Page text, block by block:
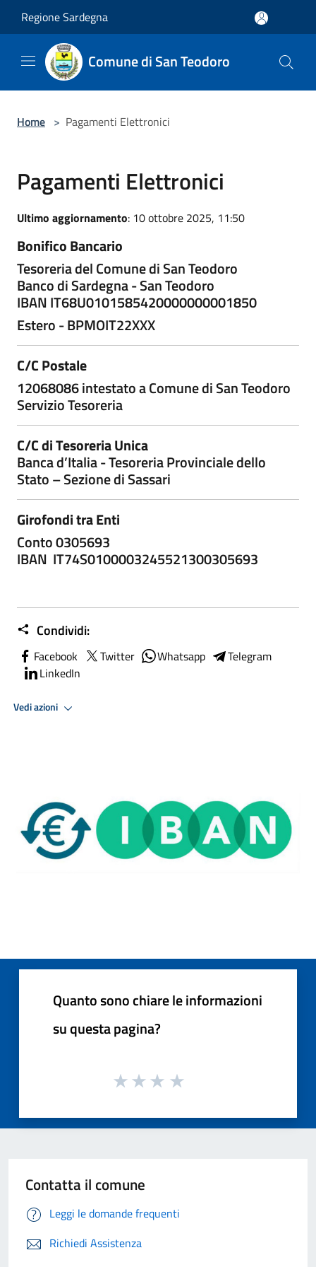
Regione Sardegna
Comune di San Teodoro
Home > Pagamenti Elettronici
Pagamenti Elettronici
Ultimo aggiornamento: 10 ottobre 2025, 11:50
Bonifico Bancario
Tesoreria del Comune di San Teodoro
Banco di Sardegna - San Teodoro
IBAN IT68U0101585420000000001850
Estero - BPMOIT22XXX
C/C Postale
12068086 intestato a Comune di San Teodoro
Servizio Tesoreria
C/C di Tesoreria Unica
Banca d’Italia - Tesoreria Provinciale dello
Stato – Sezione di Sassari
Girofondi tra Enti
Conto 0305693
IBAN IT74S0100003245521300305693
Condividi:
Facebook Twitter Whatsapp
Telegram
LinkedIn
Vedi azioni
Quanto sono chiare le informazioni
su questa pagina?
Contatta il comune
Leggi le domande frequenti
Richiedi Assistenza